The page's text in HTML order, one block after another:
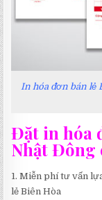
In hóa đơn bán lẻ
Đặt in hóa
Nhật Đông
1. Miễn phí tư vấn
lẻ Biên Hòa